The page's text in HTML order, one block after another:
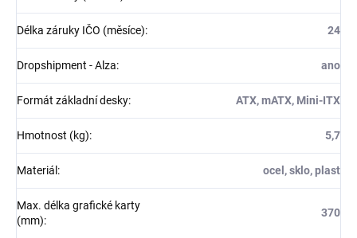
Délka záruky IČO (měsíce): 24
Dropshipment - Alza: ano
Formát základní desky: ATX, mATX, Mini-ITX
Hmotnost (kg): 5,7
Materiál : ocel, sklo, plast
Max. délka grafické karty
(mm):
370